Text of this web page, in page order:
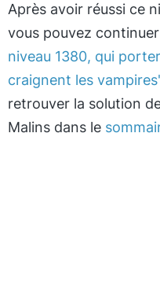
Après avoir réussi ce
vous pouvez
niveau 1380, qui
craignent les
retrouver la solution
Malins dans le